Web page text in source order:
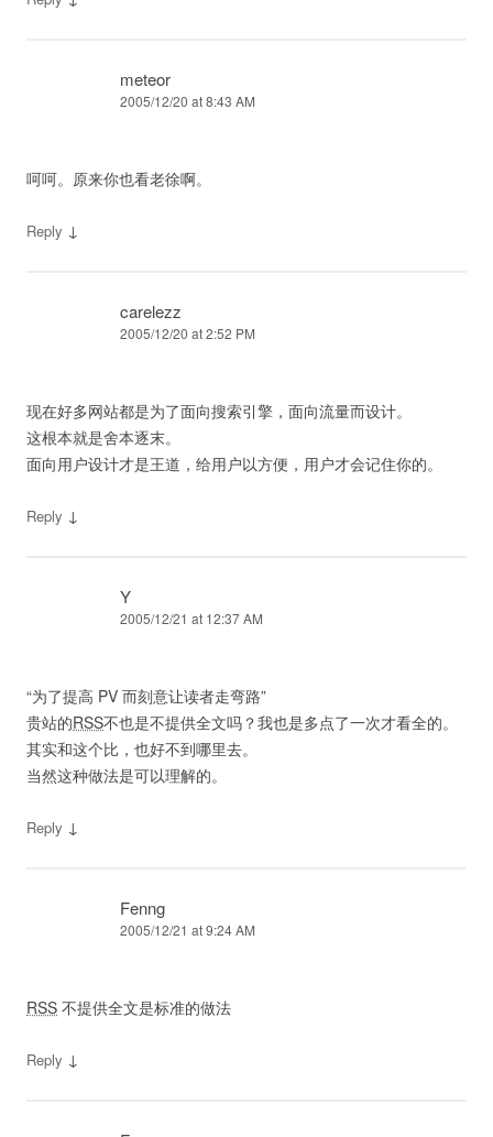
meteor
2005/12/20 at 8:43 AM
呵呵。原来你也看老徐啊。
Reply ↓
carelezz
2005/12/20 at 2:52 PM
现在好多网站都是为了面向搜索引擎，面向流量而设计。
这根本就是舍本逐末。
面向用户设计才是王道，给用户以方便，用户才会记住你的。
Reply ↓
Y
2005/12/21 at 12:37 AM
“为了提高 PV 而刻意让读者走弯路”
贵站的RSS不也是不提供全文吗？我也是多点了一次才看全的。
其实和这个比，也好不到哪里去。
当然这种做法是可以理解的。
Reply ↓
Fenng
2005/12/21 at 9:24 AM
RSS 不提供全文是标准的做法
Reply ↓